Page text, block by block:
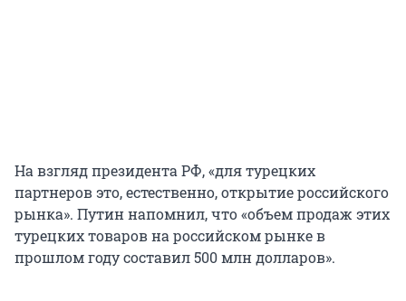
На взгляд президента РФ, «для турецких
партнеров это, естественно, открытие российского
рынка». Путин напомнил, что «объем продаж этих
турецких товаров на российском рынке в
прошлом году составил 500 млн долларов».